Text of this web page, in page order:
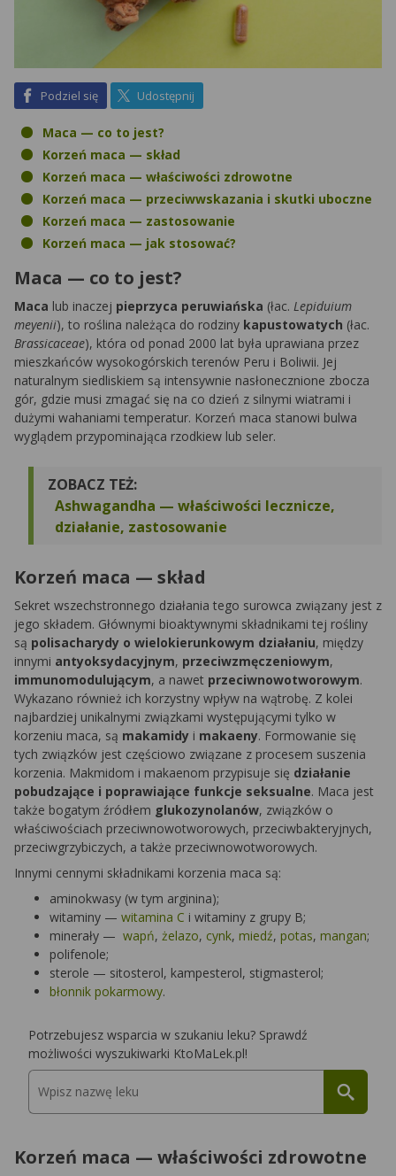
Podziel sięna FacebookUdostępnij
Maca — co to jest?
Korzeń maca — skład
Korzeń maca — właściwości zdrowotne
Korzeń maca — przeciwwskazania i skutki uboczne
Korzeń maca — zastosowanie
Korzeń maca — jak stosować?
Maca — co to jest?
Maca lub inaczej pieprzyca peruwiańska (łac. Lepiduium
meyenii), to roślina należąca do rodziny kapustowatych (łac.
Brassicaceae), która od ponad 2000 lat była uprawiana przez
mieszkańców wysokogórskich terenów Peru i Boliwii. Jej
naturalnym siedliskiem są intensywnie nasłonecznione zbocza
gór, gdzie musi zmagać się na co dzień z silnymi wiatrami i
dużymi wahaniami temperatur. Korzeń maca stanowi bulwa
wyglądem przypominająca rzodkiew lub seler.
ZOBACZ TEŻ:
Ashwagandha — właściwości lecznicze,
działanie, zastosowanie
Korzeń maca — skład
Sekret wszechstronnego działania tego surowca związany jest z
jego składem. Głównymi bioaktywnymi składnikami tej rośliny
są polisacharydy o wielokierunkowym działaniu, między
innymi antyoksydacyjnym, przeciwzmęczeniowym,
immunomodulującym, a nawet przeciwnowotworowym.
Wykazano również ich korzystny wpływ na wątrobę. Z kolei
najbardziej unikalnymi związkami występującymi tylko w
korzeniu maca, są makamidy i makaeny. Formowanie się
tych związków jest częściowo związane z procesem suszenia
korzenia. Makmidom i makaenom przypisuje się działanie
pobudzające i poprawiające funkcje seksualne. Maca jest
także bogatym źródłem glukozynolanów, związków o
właściwościach przeciwnowotworowych, przeciwbakteryjnych,
przeciwgrzybiczych, a także przeciwnowotworowych.
Innymi cennymi składnikami korzenia maca są:
aminokwasy (w tym arginina);
witaminy — witamina C i witaminy z grupy B;
minerały — wapń, żelazo, cynk, miedź, potas, mangan;
polifenole;
sterole — sitosterol, kampesterol, stigmasterol;
błonnik pokarmowy.
Potrzebujesz wsparcia w szukaniu leku? Sprawdź
możliwości wyszukiwarki KtoMaLek.pl!
Korzeń maca — właściwości zdrowotne
Więcej informacji na temat wykorzystywania narzędzi
zewnętrznych w naszym serwisie znajdziesz w